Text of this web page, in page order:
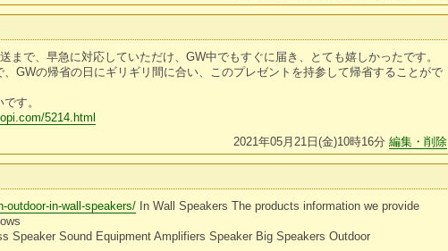
まで、早急に対応していただけ、GW中でもすぐに届き、とても嬉しかったです。
GWの帰省の日にギリギリ間に合い、このプレゼントを持参して帰省することがで
す。
5214.html
2021年05月21日(金)10時16分 編集・削除
outdoor-in-wall-speakers/ In Wall Speakers The products information we provide
Speaker Sound Equipment Amplifiers Speaker Big Speakers Outdoor